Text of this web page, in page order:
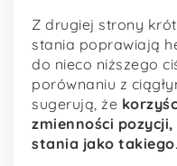
Z drugiej strony
stania poprawiają
do nieco niższego
porównaniu z
sugerują, że
zmienności pozycji,
stania jako takiego.